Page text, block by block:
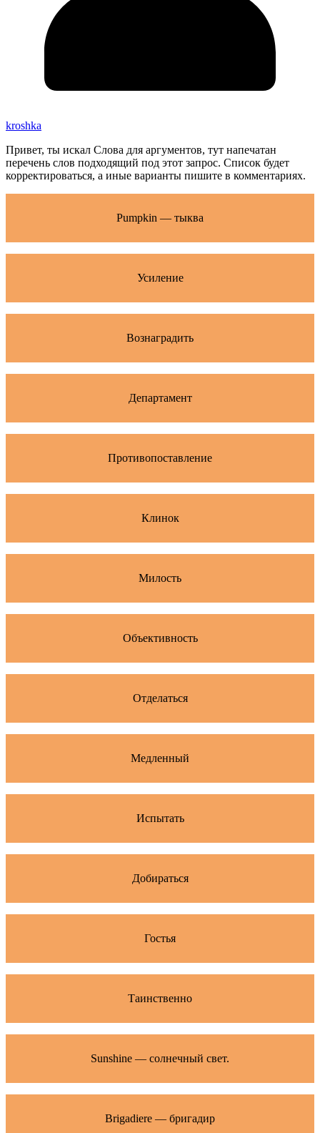
kroshka
Привет, ты искал Слова для аргументов, тут напечатан
перечень слов подходящий под этот запрос. Список будет
корректироваться, а иные варианты пишите в комментариях.
Pumpkin — тыква
Усиление
Вознаградить
Департамент
Противопоставление
Клинок
Милость
Объективность
Отделаться
Медленный
Испытать
Добираться
Гостья
Таинственно
Sunshine — солнечный свет.
Brigadiere — бригадир